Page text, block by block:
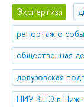
Экспертиза
репортаж о
общественная
довузовская
НИУ ВШЭ в